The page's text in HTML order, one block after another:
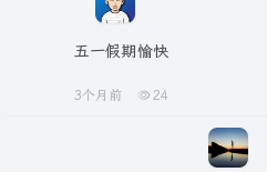
五一假期愉快
3个月前 24